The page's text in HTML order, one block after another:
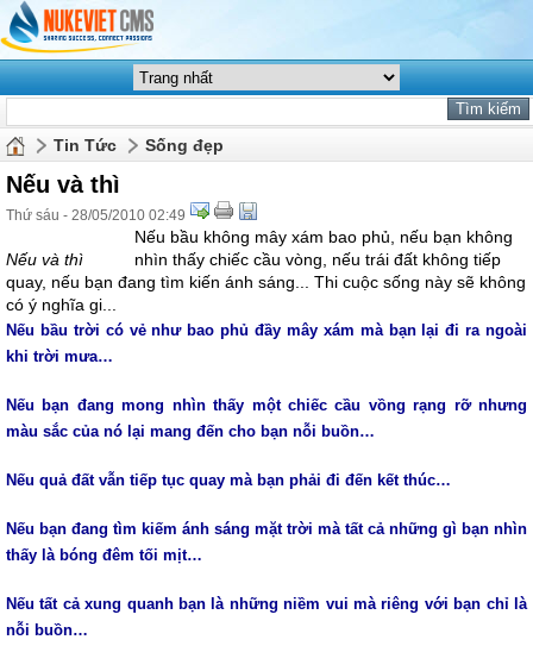
Tin Tức Sống đẹp
Nếu và thì
Thứ sáu - 28/05/2010 02:49
Nếu và thì
Nếu bầu không mây xám bao phủ, nếu bạn không
nhìn thấy chiếc cầu vòng, nếu trái đất không tiếp
quay, nếu bạn đang tìm kiến ánh sáng... Thi cuộc sống này sẽ không
có ý nghĩa gi...
Nếu bầu trời có vẻ như bao phủ đầy mây xám mà bạn lại đi ra ngoài
khi trời mưa…
Nếu bạn đang mong nhìn thấy một chiếc cầu vồng rạng rỡ nhưng
màu sắc của nó lại mang đến cho bạn nỗi buồn…
Nếu quả đất vẫn tiếp tục quay mà bạn phải đi đến kết thúc…
Nếu bạn đang tìm kiếm ánh sáng mặt trời mà tất cả những gì bạn nhìn
thấy là bóng đêm tối mịt…
Nếu tất cả xung quanh bạn là những niềm vui mà riêng với bạn chỉ là
nỗi buồn…